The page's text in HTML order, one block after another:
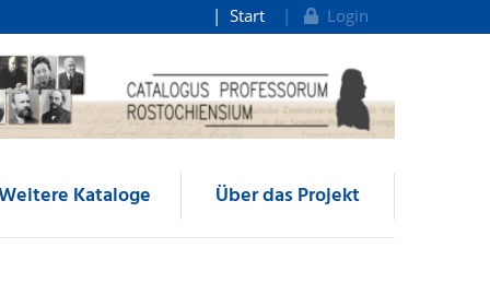
Start Login
Kataloge Über das Projekt